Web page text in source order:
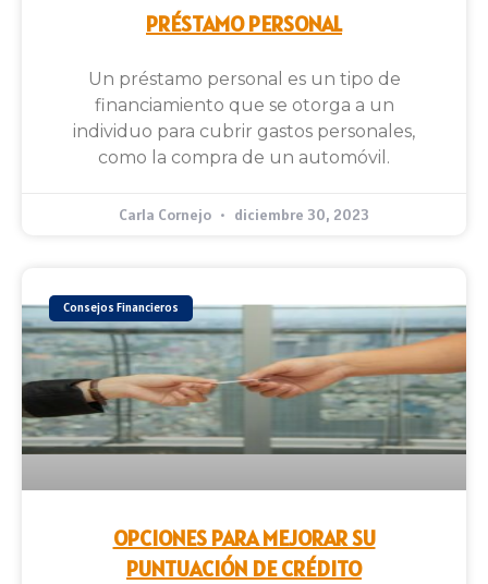
PRÉSTAMO PERSONAL
Un préstamo personal es un tipo de
financiamiento que se otorga a un
individuo para cubrir gastos personales,
como la compra de un automóvil.
Carla Cornejo diciembre 30, 2023
Consejos Financieros
OPCIONES PARA MEJORAR SU
PUNTUACIÓN DE CRÉDITO